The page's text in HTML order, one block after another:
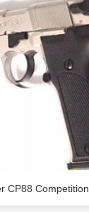
CP88 Competition